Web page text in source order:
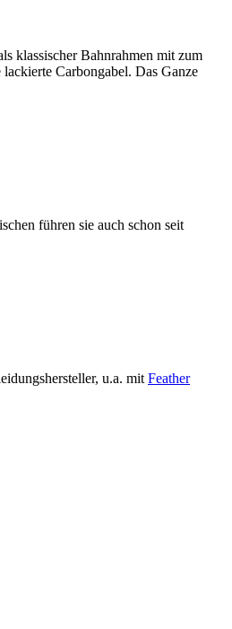
klassischer Bahnrahmen mit zum
Carbongabel. Das Ganze
führen sie auch schon seit
u.a. mit Feather